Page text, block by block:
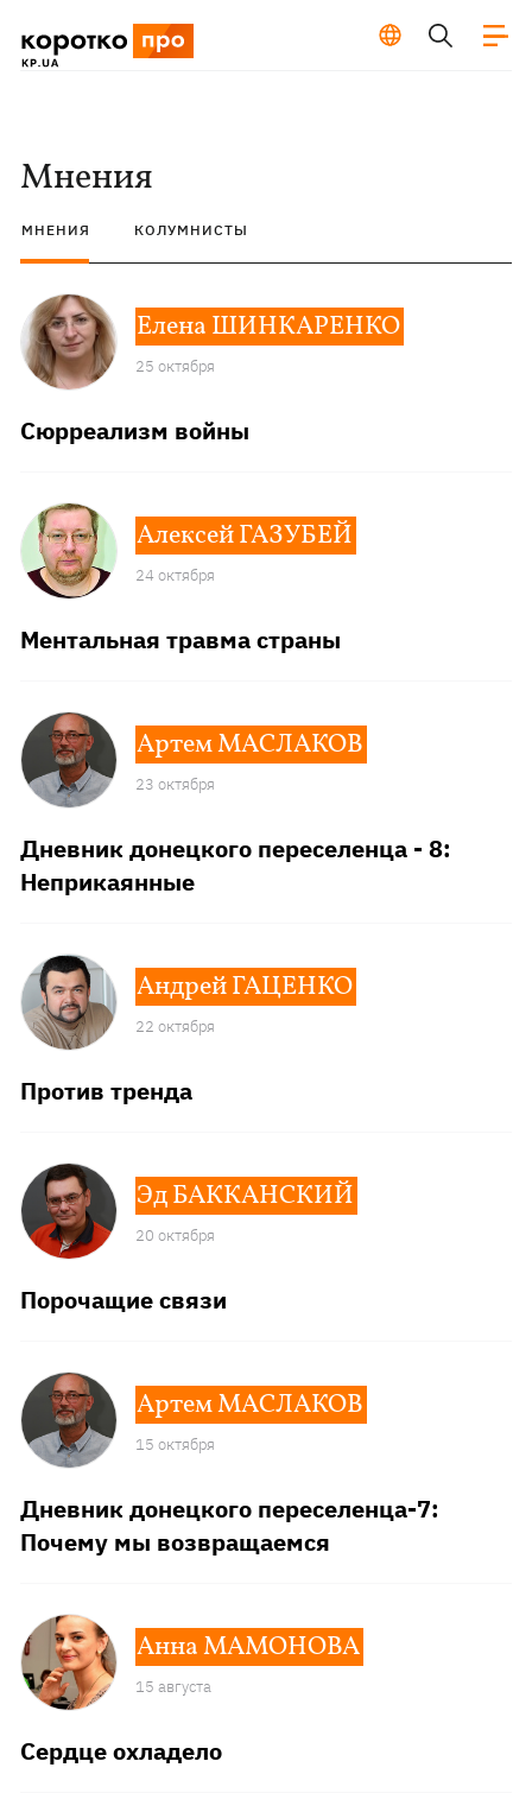
Мнения
МНЕНИЯ КОЛУМНИСТЫ
Сюрреализм войны
Елена ШИНКАРЕНКО
25 октября
Ментальная травма страны
Алексей ГАЗУБЕЙ
24 октября
Дневник донецкого переселенца - 8:
Неприкаянные
Артем МАСЛАКОВ
23 октября
Против тренда
Андрей ГАЦЕНКО
22 октября
Порочащие связи
Эд БАККАНСКИЙ
20 октября
Дневник донецкого переселенца-7:
Почему мы возвращаемся
Артем МАСЛАКОВ
15 октября
Сердце охладело
Анна МАМОНОВА
15 августа